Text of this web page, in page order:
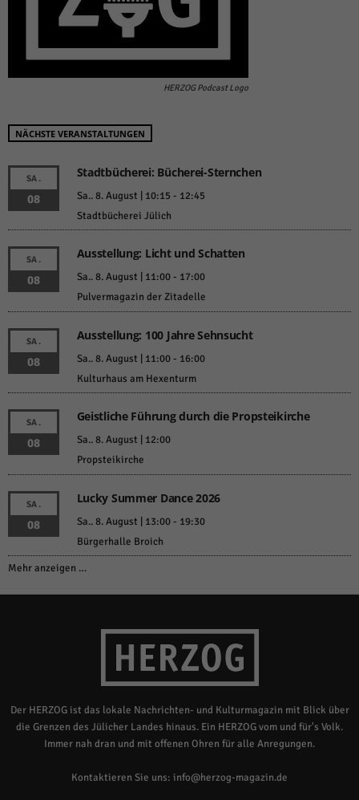
HERZOG Podcast Logo
NÄCHSTE VERANSTALTUNGEN
SA.
08
Stadtbücherei: Bücherei-Sternchen
Sa.. 8. August | 10:15 - 12:45
Stadtbücherei Jülich
SA.
08
Ausstellung: Licht und Schatten
Sa.. 8. August | 11:00- 17:00
Pulvermagazin der Zitadelle
SA.
08
Ausstellung: 100 Jahre Sehnsucht
Sa.. 8. August | 11:00- 16:00
Kulturhaus am Hexenturm
SA.
08
Geistliche Führung durch die Propsteikirche
Sa.. 8. August | 12:00
Propsteikirche
SA.
08
Lucky Summer Dance 2026
Sa.. 8. August | 13:00- 19:30
Bürgerhalle Broich
Mehr anzeigen …
Der HERZOG ist das lokale Nachrichten- und Kulturmagazin mit Blick über
die Grenzen des Jülicher Landes hinaus. Ein HERZOG vom und für's Volk.
Immer nah dran und mit offenen Ohren für alle Anregungen.
Kontaktieren Sie uns: info@herzog-magazin.de